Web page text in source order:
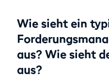
Wie sieht ein
aus? Wie sieht
aus?